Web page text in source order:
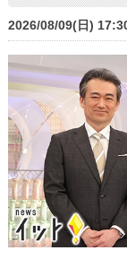
2026/08/09(日)